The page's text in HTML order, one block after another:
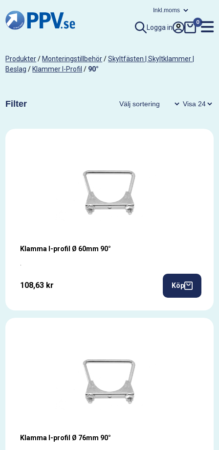
Logga in
0
Produkter/ Monteringstillbehör/Skyltfästen | Skyltklammer |
Beslag / Klammer I-Profil / 90°
Filter
Klamma I-profil Ø 60mm 90°
.
108,63 kr Köp
Klamma I-profil Ø 76mm 90°